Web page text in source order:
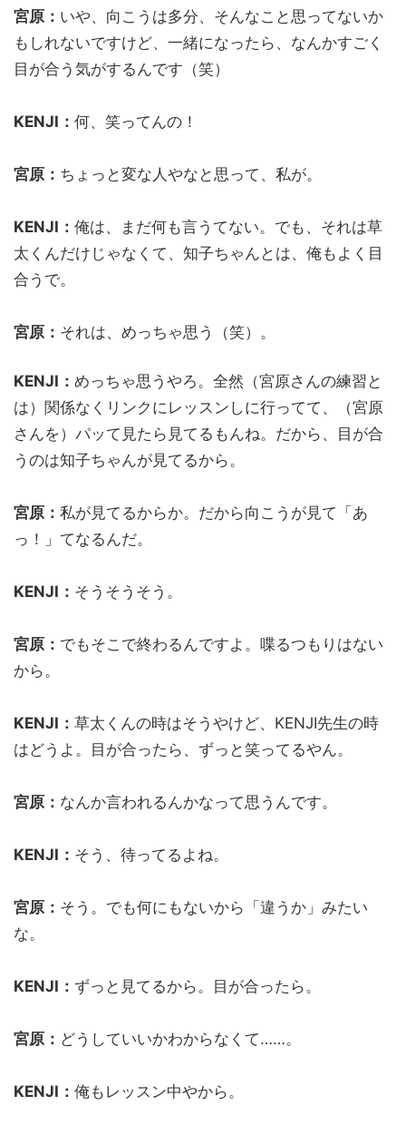
宮原： いや、向こうは多分、そんなこと思ってないか
もしれないですけど、一緒になったら、なんかすごく
目が合う気がするんです（笑）
KENJI： 何、笑ってんの！
宮原： ちょっと変な人やなと思って、私が。
KENJI： 俺は、まだ何も言うてない。でも、それは草
太くんだけじゃなくて、知子ちゃんとは、俺もよく目
合うで。
宮原： それは、めっちゃ思う（笑）。
KENJI： めっちゃ思うやろ。全然（宮原さんの練習と
は）関係なくリンクにレッスンしに行ってて、（宮原
さんを）パッて見たら見てるもんね。だから、目が合
うのは知子ちゃんが見てるから。
宮原： 私が見てるからか。だから向こうが見て「あ
っ！」てなるんだ。
KENJI： そうそうそう。
宮原： でもそこで終わるんですよ。喋るつもりはない
から。
KENJI： 草太くんの時はそうやけど、KENJI先生の時
はどうよ。目が合ったら、ずっと笑ってるやん。
宮原： なんか言われるんかなって思うんです。
KENJI： そう、待ってるよね。
宮原： そう。でも何にもないから「違うか」みたい
な。
KENJI： ずっと見てるから。目が合ったら。
宮原： どうしていいかわからなくて……。
KENJI： 俺もレッスン中やから。